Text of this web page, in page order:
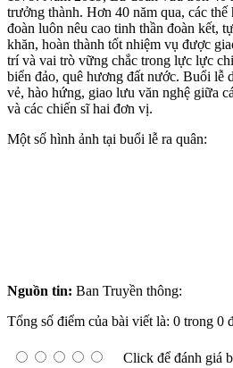
trưởng thành. Hơn 40 năm qua, các
đoàn luôn nêu cao tinh thần đoàn kết,
khăn, hoàn thành tốt nhiệm vụ được
trí và vai trò vững chắc trong lực lực
biển đảo, quê hương đất nước. Buổi lễ
vẻ, hào hứng, giao lưu văn nghệ giữa
và các chiến sĩ hai đơn vị.
Một số hình ảnh tại buổi lễ ra quân:
Nguồn tin: Ban Truyền thông:
Tổng số điểm của bài viết là: 0 trong 0
Click để đánh giá